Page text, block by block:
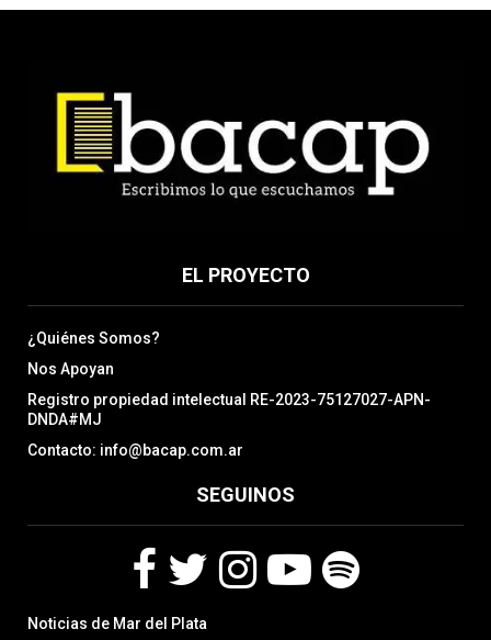
EL PROYECTO
¿Quiénes Somos?
Nos Apoyan
Registro propiedad intelectual RE-2023-75127027-APN-
DNDA#MJ
Contacto: info@bacap.com.ar
SEGUINOS
a
w
Noticias de Mar del Plata